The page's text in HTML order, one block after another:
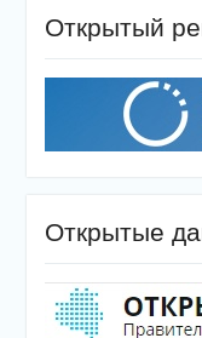
Открытый
Открытые